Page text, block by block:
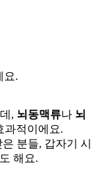
요.
, 뇌동맥류나 뇌
과적이에요.
분들, 갑자기 시
해요.